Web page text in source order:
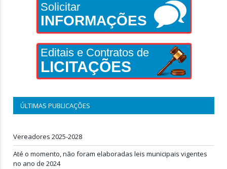
Solicitar
INFORMAÇÕES
Editais e Contratos de
LICITAÇÕES
ÚLTIMAS PUBLICAÇÕES
Vereadores 2025-2028
Até o momento, não foram elaboradas leis municipais vigentes
no ano de 2024